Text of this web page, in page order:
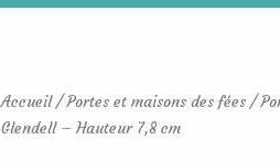
Accueil/Portes et maisons des fées /
Glendell – Hauteur 7,8 cm